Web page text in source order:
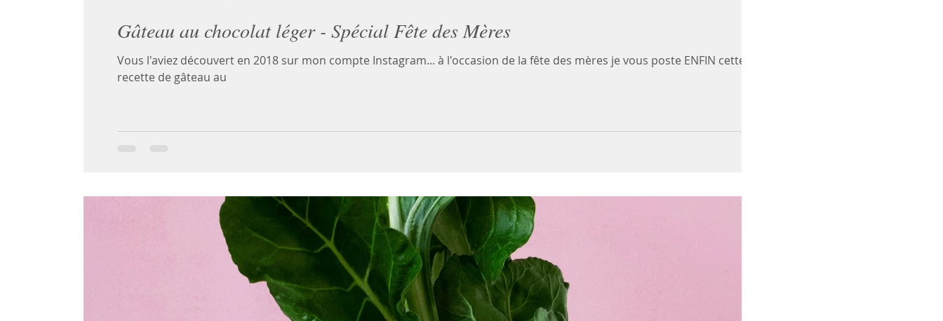
Gâteau au chocolat léger - Spécial Fête des Mères
Vous l'aviez découvert en 2018 sur mon compte Instagram... à l'occasion de la fête des mères je vous poste ENFIN cette
recette de gâteau au